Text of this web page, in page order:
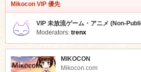
Mikocon VIP 優先
VIP 未放流ゲーム・アニメ (Non-
Moderators: trenx
MIKOCON
Mikocon.com